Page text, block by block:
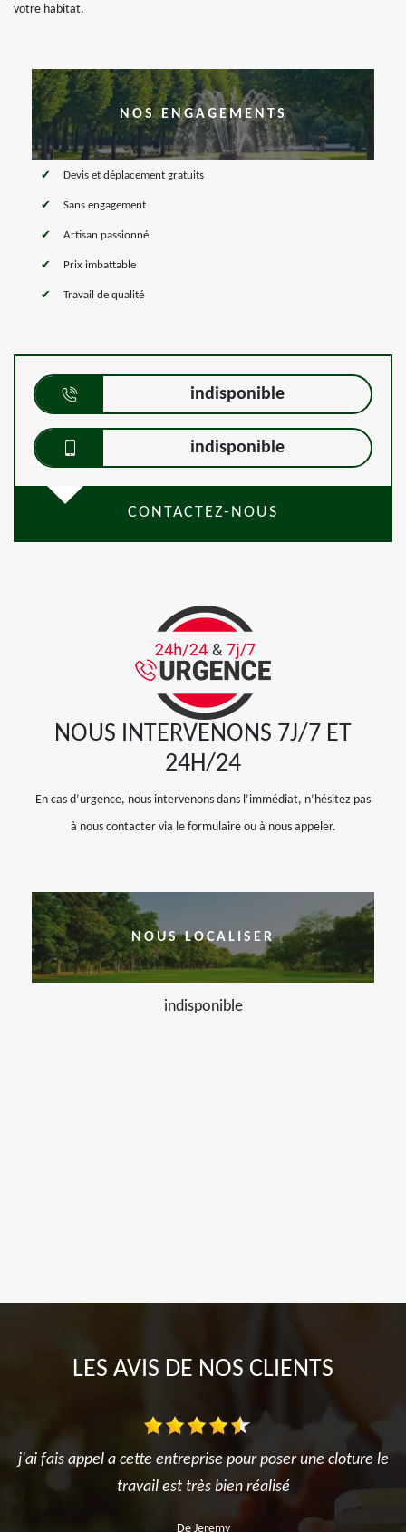
votre habitat.
NOS ENGAGEMENTS
Devis et déplacement gratuits
Sans engagement
Artisan passionné
Prix imbattable
Travail de qualité
indisponible
indisponible
CONTACTEZ-NOUS
NOUS INTERVENONS 7J/7 ET
24H/24
En cas d’urgence, nous intervenons dans l’immédiat, n’hésitez pas
à nous contacter via le formulaire ou à nous appeler.
NOUS LOCALISER
indisponible
LES AVIS DE NOS CLIENTS
j'ai fais appel a cette entreprise pour poser une cloture le
travail est très bien réalisé
De Jeremy